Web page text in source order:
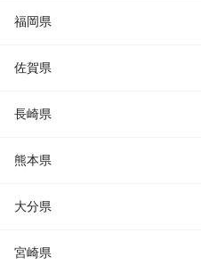
福岡県
佐賀県
長崎県
熊本県
大分県
宮崎県